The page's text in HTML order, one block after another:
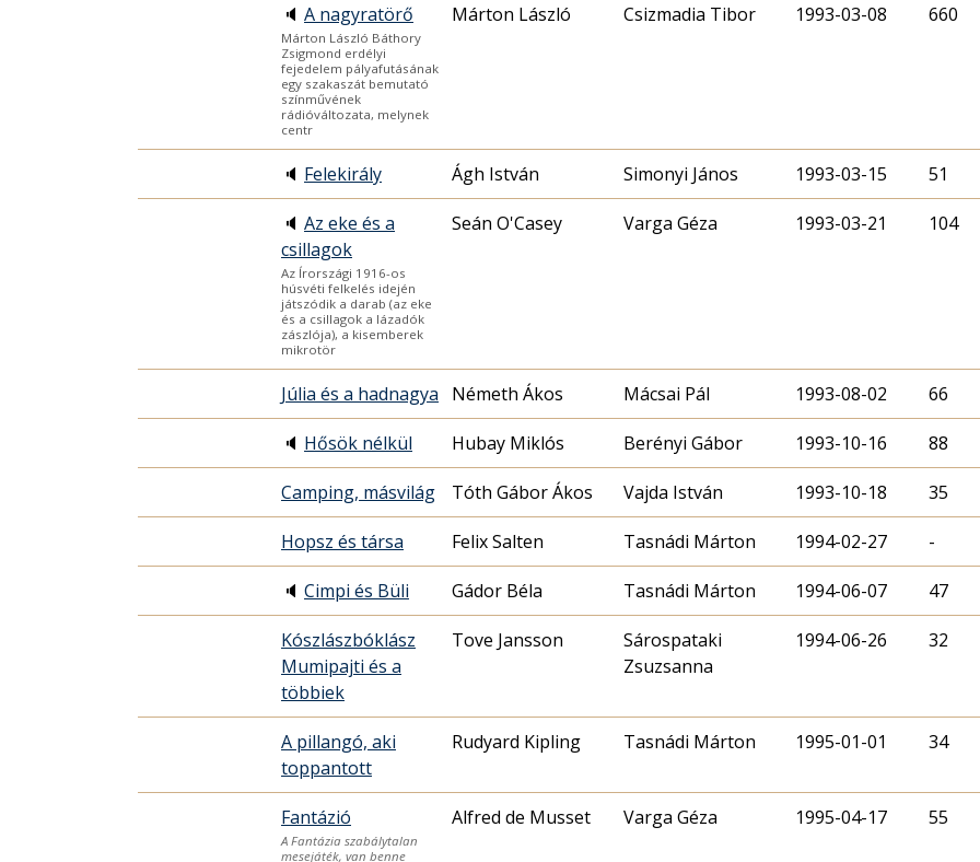
🔈 A nagyratörő
Márton László Báthory
Zsigmond erdélyi
fejedelem pályafutásának
egy szakaszát bemutató
színművének
rádióváltozata, melynek
centr
Márton László Csizmadia Tibor 1993-03-08 660
🔈 Felekirály Ágh István Simonyi János 1993-03-15 51
🔈 Az eke és a
csillagok
Az Írországi 1916-os
húsvéti felkelés idején
játszódik a darab (az eke
és a csillagok a lázadók
zászlója), a kisemberek
mikrotör
Seán O'Casey Varga Géza 1993-03-21 104
Júlia és a hadnagya Németh Ákos Mácsai Pál 1993-08-02 66
🔈 Hősök nélkül Hubay Miklós Berényi Gábor 1993-10-16 88
Camping, másvilág Tóth Gábor Ákos Vajda István 1993-10-18 35
Hopsz és társa Felix Salten Tasnádi Márton 1994-02-27 -
🔈 Cimpi és Büli Gádor Béla Tasnádi Márton 1994-06-07 47
Kószlászbóklász
Mumipajti és a
többiek
Tove Jansson
Sárospataki
Zsuzsanna
1994-06-26 32
A pillangó, aki
toppantott
Rudyard Kipling Tasnádi Márton 1995-01-01 34
Fantázió
A Fantázia szabálytalan
mesejáték, van benne
Alfred de Musset Varga Géza 1995-04-17 55